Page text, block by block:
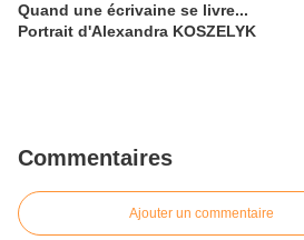
Quand une écrivaine se livre...
Portrait d'Alexandra KOSZELYK
Commentaires
Ajouter un commentaire